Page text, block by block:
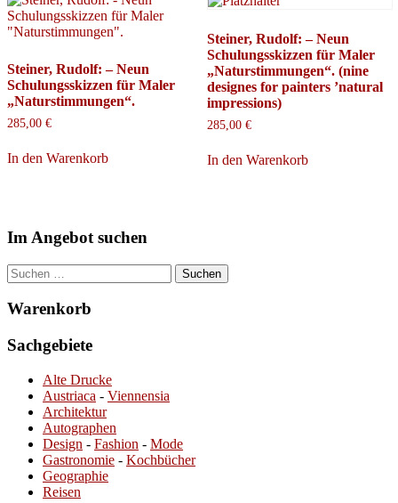
Steiner, Rudolf: – Neun
Schulungsskizzen für Maler
„Naturstimmungen“.
285,00 €
In den Warenkorb
Steiner, Rudolf: – Neun
Schulungsskizzen für Maler
„Naturstimmungen“. (nine
designes for painters ’natural
impressions)
285,00 €
In den Warenkorb
Im Angebot suchen
Suchen
nach:
Warenkorb
Sachgebiete
Alte Drucke
Austriaca - Viennensia
Architektur
Autographen
Design - Fashion - Mode
Gastronomie - Kochbücher
Geographie
Reisen